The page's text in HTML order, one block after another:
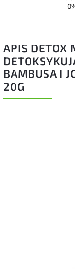
APIS DETOX
BAMBUSA I
20G